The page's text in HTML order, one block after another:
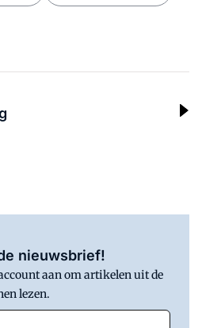
nieuwsbrief!
aan om artikelen uit de
lezen.